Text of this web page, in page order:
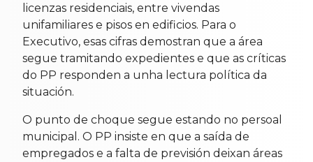
licenzas residenciais, entre vivendas
unifamiliares e pisos en edificios. Para o
Executivo, esas cifras demostran que a área
segue tramitando expedientes e que as críticas
do PP responden a unha lectura política da
situación.
O punto de choque segue estando no persoal
municipal. O PP insiste en que a saída de
empregados e a falta de previsión deixan áreas